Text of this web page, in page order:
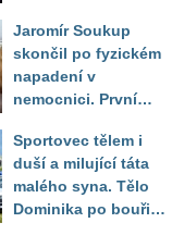
Jaromír Soukup
skončil po fyzickém
napadení v
nemocnici. První
Sportovec tělem i
duší a milující táta
malého syna. Tělo
Dominika po bouři